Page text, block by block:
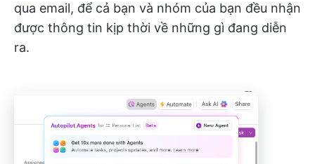
qua email, để cả bạn và nhóm của bạn đều nhận
được thông tin kịp thời về những gì đang diễn
ra.